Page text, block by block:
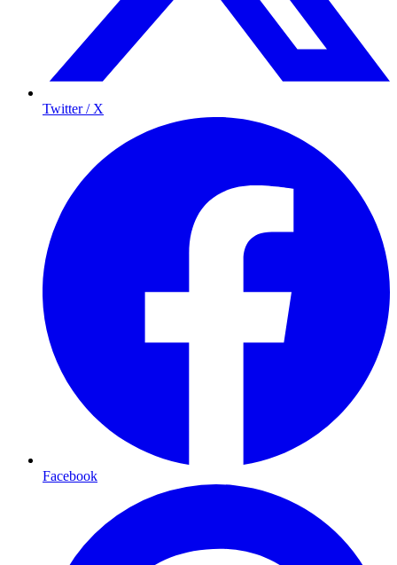
Twitter / X
Facebook